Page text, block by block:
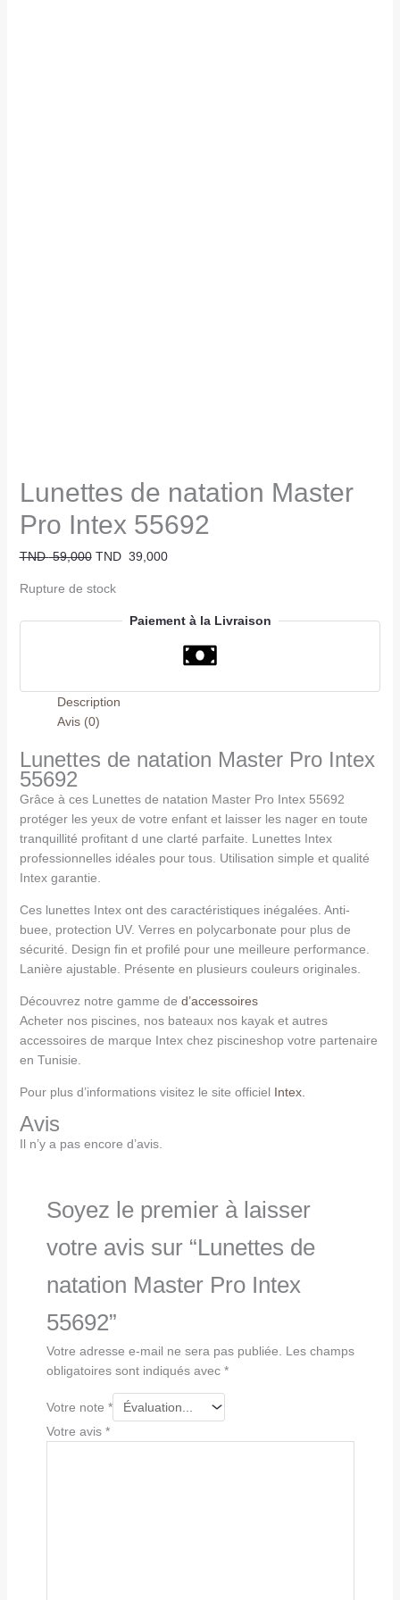
Lunettes de natation Master
Pro Intex 55692
TND59,000 TND 39,000
Rupture de stock
Paiement à la Livraison
Description
Avis (0)
Lunettes de natation Master Pro Intex
55692
Grâce à ces Lunettes de natation Master Pro Intex 55692
protéger les yeux de votre enfant et laisser les nager en toute
tranquillité profitant d une clarté parfaite. Lunettes Intex
professionnelles idéales pour tous. Utilisation simple et qualité
Intex garantie.
Ces lunettes Intex ont des caractéristiques inégalées. Anti-
buee, protection UV. Verres en polycarbonate pour plus de
sécurité. Design fin et profilé pour une meilleure performance.
Lanière ajustable. Présente en plusieurs couleurs originales.
Découvrez notre gamme de d’accessoires
Acheter nos piscines, nos bateaux nos kayak et autres
accessoires de marque Intex chez piscineshop votre partenaire
en Tunisie.
Pour plus d’informations visitez le site officiel Intex.
Avis
Il n’y a pas encore d’avis.
Soyez le premier à laisser
votre avis sur “Lunettes de
natation Master Pro Intex
55692”
Votre adresse e-mail ne sera pas publiée.
Les champs
obligatoires sont indiqués avec *
Votre note *
Votre avis *